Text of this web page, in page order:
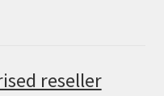
reseller